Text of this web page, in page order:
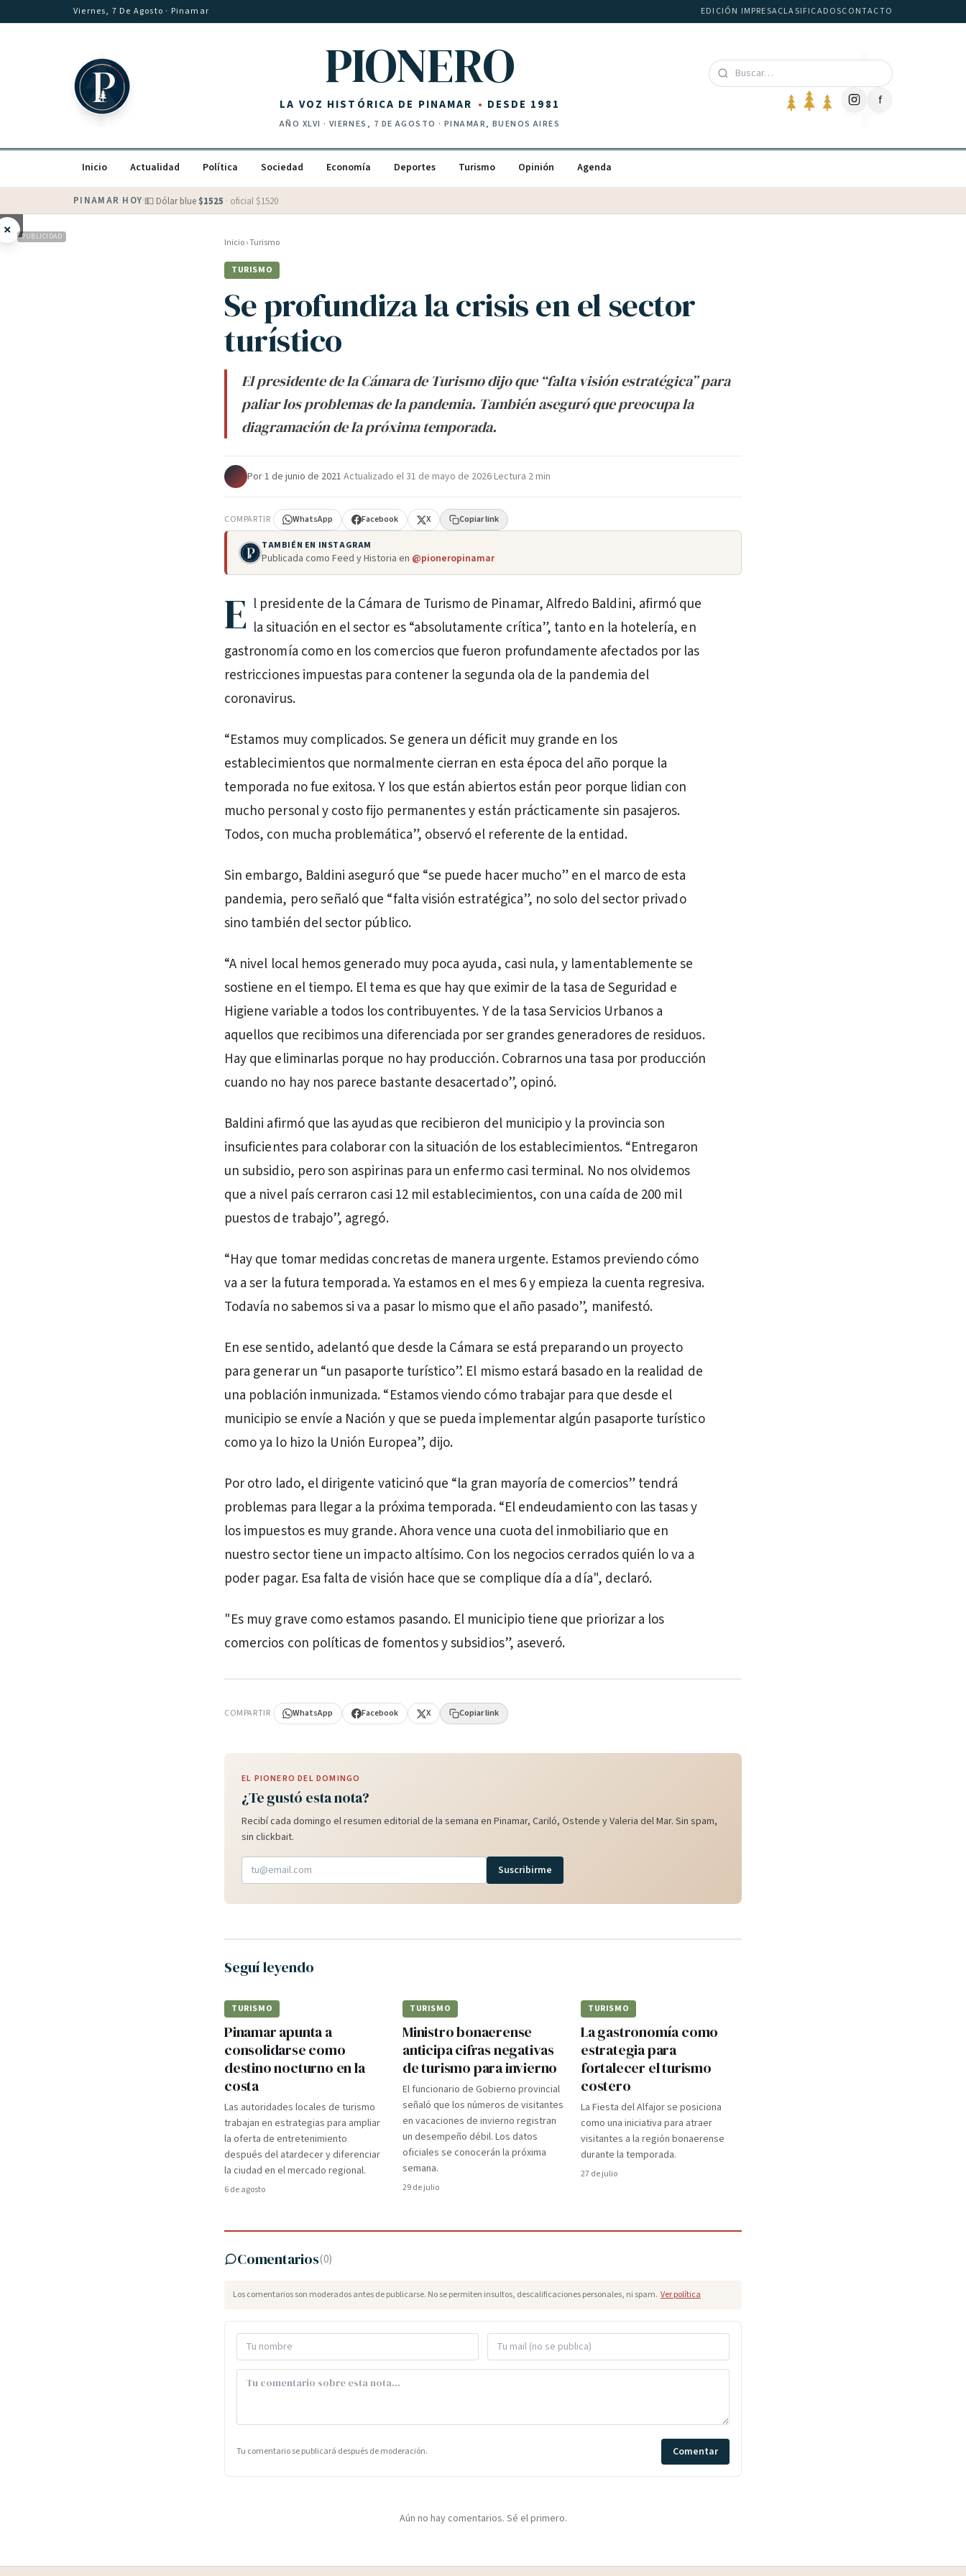
Saltar al contenidoViernes, 7 De Agosto · Pinamar EDICIÓN IMPRESACLASIFICADOSCONTACTO
PIONERO
LA VOZ HISTÓRICA DE PINAMAR DESDE 1981
AÑO XLVI · VIERNES, 7 DE AGOSTO · PINAMAR, BUENOS AIRES
f
Inicio Actualidad Política Sociedad Economía Deportes Turismo Opinión Agenda
PINAMAR HOY·💵 Dólar blue $1525 · oficial $1520
× PUBLICIDAD Inicio›Turismo
TURISMO
Se profundiza la crisis en el sector
turístico
El presidente de la Cámara de Turismo dijo que “falta visión estratégica” para
paliar los problemas de la pandemia. También aseguró que preocupa la
diagramación de la próxima temporada.
Por·1 de junio de 2021·Actualizado el31 de mayo de 2026·Lectura 2 min
COMPARTIR WhatsApp Facebook X Copiar link
TAMBIÉN EN INSTAGRAM
Publicada como Feed y Historia en @pioneropinamar
E l presidente de la Cámara de Turismo de Pinamar, Alfredo Baldini, afirmó que
la situación en el sector es “absolutamente crítica”, tanto en la hotelería, en
gastronomía como en los comercios que fueron profundamente afectados por las
restricciones impuestas para contener la segunda ola de la pandemia del
coronavirus.
“Estamos muy complicados. Se genera un déficit muy grande en los
establecimientos que normalmente cierran en esta época del año porque la
temporada no fue exitosa. Y los que están abiertos están peor porque lidian con
mucho personal y costo fijo permanentes y están prácticamente sin pasajeros.
Todos, con mucha problemática”, observó el referente de la entidad.
Sin embargo, Baldini aseguró que “se puede hacer mucho” en el marco de esta
pandemia, pero señaló que “falta visión estratégica”, no solo del sector privado
sino también del sector público.
“A nivel local hemos generado muy poca ayuda, casi nula, y lamentablemente se
sostiene en el tiempo. El tema es que hay que eximir de la tasa de Seguridad e
Higiene variable a todos los contribuyentes. Y de la tasa Servicios Urbanos a
aquellos que recibimos una diferenciada por ser grandes generadores de residuos.
Hay que eliminarlas porque no hay producción. Cobrarnos una tasa por producción
cuando no hay nos parece bastante desacertado”, opinó.
Baldini afirmó que las ayudas que recibieron del municipio y la provincia son
insuficientes para colaborar con la situación de los establecimientos. “Entregaron
un subsidio, pero son aspirinas para un enfermo casi terminal. No nos olvidemos
que a nivel país cerraron casi 12 mil establecimientos, con una caída de 200 mil
puestos de trabajo”, agregó.
“Hay que tomar medidas concretas de manera urgente. Estamos previendo cómo
va a ser la futura temporada. Ya estamos en el mes 6 y empieza la cuenta regresiva.
Todavía no sabemos si va a pasar lo mismo que el año pasado”, manifestó.
En ese sentido, adelantó que desde la Cámara se está preparando un proyecto
para generar un “un pasaporte turístico”. El mismo estará basado en la realidad de
una población inmunizada. “Estamos viendo cómo trabajar para que desde el
municipio se envíe a Nación y que se pueda implementar algún pasaporte turístico
como ya lo hizo la Unión Europea”, dijo.
Por otro lado, el dirigente vaticinó que “la gran mayoría de comercios” tendrá
problemas para llegar a la próxima temporada. “El endeudamiento con las tasas y
los impuestos es muy grande. Ahora vence una cuota del inmobiliario que en
nuestro sector tiene un impacto altísimo. Con los negocios cerrados quién lo va a
poder pagar. Esa falta de visión hace que se complique día a día", declaró.
"Es muy grave como estamos pasando. El municipio tiene que priorizar a los
comercios con políticas de fomentos y subsidios”, aseveró.
COMPARTIR WhatsApp Facebook X Copiar link
EL PIONERO DEL DOMINGO
¿Te gustó esta nota?
Recibí cada domingo el resumen editorial de la semana en Pinamar, Cariló, Ostende y Valeria del Mar. Sin spam,
sin clickbait.
Suscribirme
Seguí leyendo
TURISMO
Pinamar apunta a
consolidarse como
destino nocturno en la
costa
Las autoridades locales de turismo
trabajan en estrategias para ampliar
la oferta de entretenimiento
después del atardecer y diferenciar
la ciudad en el mercado regional.
6 de agosto
TURISMO
Ministro bonaerense
anticipa cifras negativas
de turismo para invierno
El funcionario de Gobierno provincial
señaló que los números de visitantes
en vacaciones de invierno registran
un desempeño débil. Los datos
oficiales se conocerán la próxima
semana.
29 de julio
TURISMO
La gastronomía como
estrategia para
fortalecer el turismo
costero
La Fiesta del Alfajor se posiciona
como una iniciativa para atraer
visitantes a la región bonaerense
durante la temporada.
27 de julio
Comentarios(0)
Los comentarios son moderados antes de publicarse. No se permiten insultos, descalificaciones personales, ni spam. Ver política
Tu comentario se publicará después de moderación. Comentar
Aún no hay comentarios. Sé el primero.